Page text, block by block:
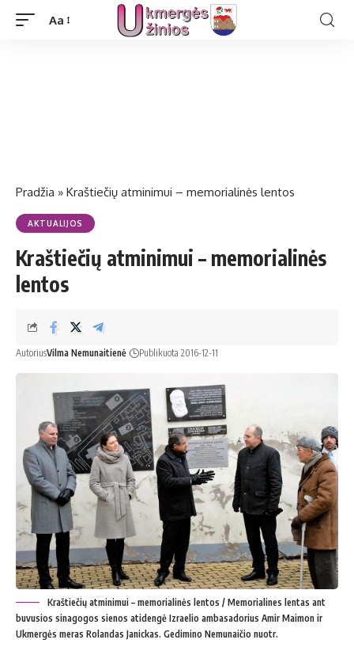
Aa
Pradžia » Kraštiečių atminimui – memorialinės lentos
AKTUALIJOS
Kraštiečių atminimui – memorialinės
lentos
AutoriusVilma Nemunaitienė Publikuota 2016-12-11
Kraštiečių atminimui – memorialinės lentos / Memorialines lentas ant
buvusios sinagogos sienos atidengė Izraelio ambasadorius Amir Maimon ir
Ukmergės meras Rolandas Janickas. Gedimino Nemunaičio nuotr.